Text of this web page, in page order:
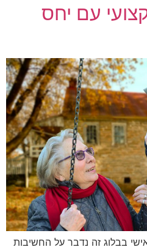
עם יחס
בבלוג זה נדבר על החשיבות